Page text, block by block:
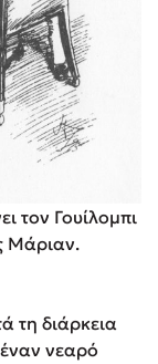
τον Γουίλομπι
Μάριαν.
τη διάρκεια
έναν νεαρό